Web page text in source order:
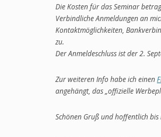
Die Kosten für das Seminar
Verbindliche Anmeldungen an
Kontaktmöglichkeiten,
zu.
Der Anmeldeschluss ist der 2.
Zur weiteren Info habe ich einen
angehängt, das „offizielle
Schönen Gruß und hoffentlich